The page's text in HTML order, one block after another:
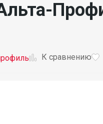
К сравнению